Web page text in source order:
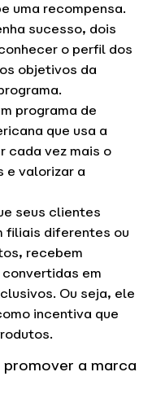
uma recompensa.
sucesso, dois
o perfil dos
objetivos da
programa de
que usa a
cada vez mais o
e valorizar a
seus clientes
filiais diferentes ou
recebem
em
Ou seja, ele
incentiva que
a marca